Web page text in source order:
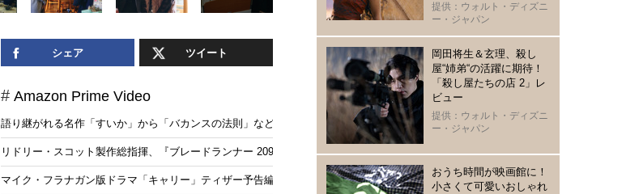
シェア ツイート
Amazon Prime Video
語り継がれる名作「すいか」から「バカンスの法則」など最新ドラマまで、癒されながらパワーチャージ！ヒーリングドラマ4選
リドリー・スコット製作総指揮、『ブレードランナー 2099』11月25日より配信決定
マイク・フラナガン版ドラマ「キャリー」ティザー予告編公開 スティーブン・キングの名作を現代的に再構築
提供：ウォルト・ディズニ
ー・ジャパン
岡田将生＆玄理、殺し
屋“姉弟“の活躍に期待！
「殺し屋たちの店 2」レ
ビュー
提供：ウォルト・ディズニ
ー・ジャパン
おうち時間が映画館に！
小さくて可愛いおしゃれ